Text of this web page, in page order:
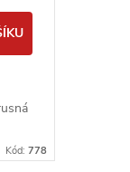
Kód: 778